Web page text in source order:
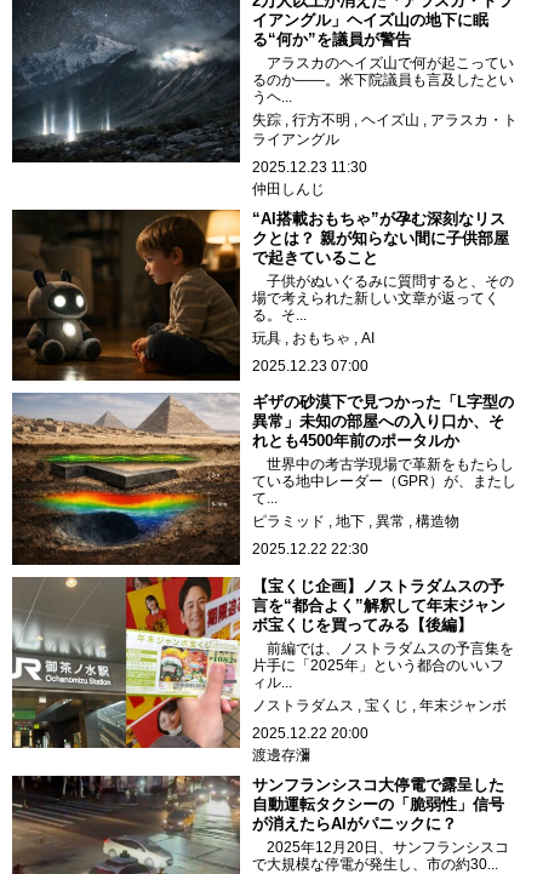
イアングル」ヘイズ山の地下に眠
る“何か”を議員が警告
アラスカのヘイズ山で何が起こってい
るのか――。米下院議員も言及したとい
うヘ...
失踪
行方不明 ヘイズ山
アラスカ・ト
ライアングル
2025.12.23 11:30
仲田しんじ
“AI搭載おもちゃ”が孕む深刻なリス
クとは？ 親が知らない間に子供部屋
で起きていること
子供がぬいぐるみに質問すると、その
場で考えられた新しい文章が返ってく
る。そ...
玩具
おもちゃ
AI
2025.12.23 07:00
ギザの砂漠下で見つかった「L字型の
異常」未知の部屋への入り口か、そ
れとも4500年前のポータルか
世界中の考古学現場で革新をもたらし
ている地中レーダー（GPR）が、またし
て...
ピラミッド
地下 異常
構造物
2025.12.22 22:30
【宝くじ企画】ノストラダムスの予
言を“都合よく”解釈して年末ジャン
ボ宝くじを買ってみる【後編】
前編では、ノストラダムスの予言集を
片手に「2025年」という都合のいいフ
ィル...
ノストラダムス
宝くじ
年末ジャンボ
2025.12.22 20:00
渡邊存瀰
サンフランシスコ大停電で露呈した
自動運転タクシーの「脆弱性」信号
が消えたらAIがパニックに？
2025年12月20日、サンフランシスコ
で大規模な停電が発生し、市の約30...